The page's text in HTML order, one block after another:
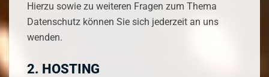
Hierzu sowie zu weiteren Fragen zum Thema
Datenschutz können Sie sich jederzeit an uns
wenden.
2. HOSTING